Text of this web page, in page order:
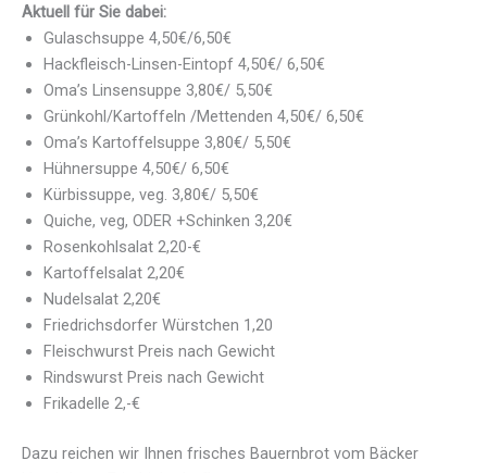
Aktuell für Sie dabei:
Gulaschsuppe 4,50€/6,50€
Hackfleisch-Linsen-Eintopf 4,50€/ 6,50€
Oma’s Linsensuppe 3,80€/ 5,50€
Grünkohl/Kartoffeln /Mettenden 4,50€/ 6,50€
Oma’s Kartoffelsuppe 3,80€/ 5,50€
Hühnersuppe 4,50€/ 6,50€
Kürbissuppe, veg. 3,80€/ 5,50€
Quiche, veg, ODER +Schinken 3,20€
Rosenkohlsalat 2,20-€
Kartoffelsalat 2,20€
Nudelsalat 2,20€
Friedrichsdorfer Würstchen 1,20
Fleischwurst Preis nach Gewicht
Rindswurst Preis nach Gewicht
Frikadelle 2,-€
Dazu reichen wir Ihnen frisches Bauernbrot vom Bäcker